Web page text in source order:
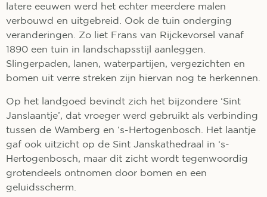
latere eeuwen werd het echter meerdere malen
verbouwd en uitgebreid. Ook de tuin onderging
veranderingen. Zo liet Frans van Rijckevorsel vanaf
1890 een tuin in landschapsstijl aanleggen.
Slingerpaden, lanen, waterpartijen, vergezichten en
bomen uit verre streken zijn hiervan nog te herkennen.
Op het landgoed bevindt zich het bijzondere ‘Sint
Janslaantje’, dat vroeger werd gebruikt als verbinding
tussen de Wamberg en ‘s-Hertogenbosch. Het laantje
gaf ook uitzicht op de Sint Janskathedraal in ‘s-
Hertogenbosch, maar dit zicht wordt tegenwoordig
grotendeels ontnomen door bomen en een
geluidsscherm.